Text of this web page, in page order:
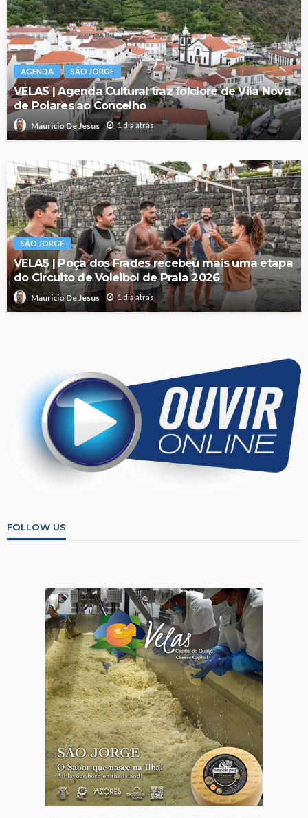
AGENDA SÃO JORGE
VELAS | Agenda Cultural traz folclore de Vila Nova
de Poiares ao Concelho
Mauricio De Jesus 1 dia atrás
SÃO JORGE
VELAS | Poça dos Frades recebeu mais uma etapa
do Circuito de Voleibol de Praia 2026
Mauricio De Jesus 1 dia atrás
FOLLOW US